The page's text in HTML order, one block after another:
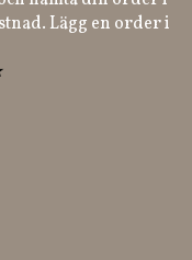
Lägg en order i